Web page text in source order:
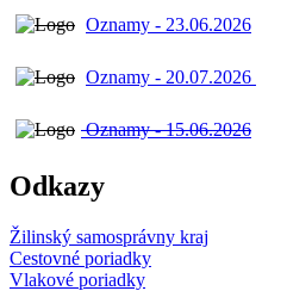
Oznamy - 23.06.2026
Oznamy - 20.07.2026
Oznamy - 15.06.2026
Odkazy
Žilinský samosprávny kraj
Cestovné poriadky
Vlakové poriadky